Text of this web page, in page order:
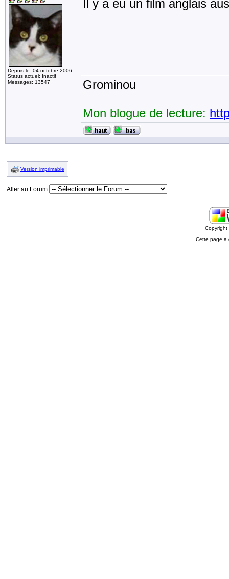
Depuis le: 04 octobre 2006
Status actuel: Inactif
Messages: 13547
Il y a eu un film anglais
Grominou
Mon blogue de lecture:
Version imprimable
Aller au Forum
Cette page a